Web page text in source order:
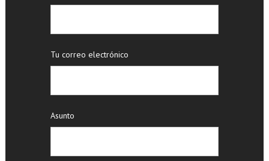
Tu correo electrónico
Asunto